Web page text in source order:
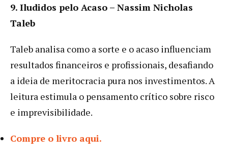
9. Iludidos pelo Acaso – Nassim Nicholas
Taleb
Taleb analisa como a sorte e o acaso influenciam
resultados financeiros e profissionais, desafiando
a ideia de meritocracia pura nos investimentos. A
leitura estimula o pensamento crítico sobre risco
e imprevisibilidade.
Compre o livro aqui.